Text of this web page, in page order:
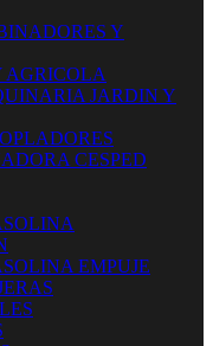
Y
AGRICOLA
JARDIN Y
CESPED
EMPUJE